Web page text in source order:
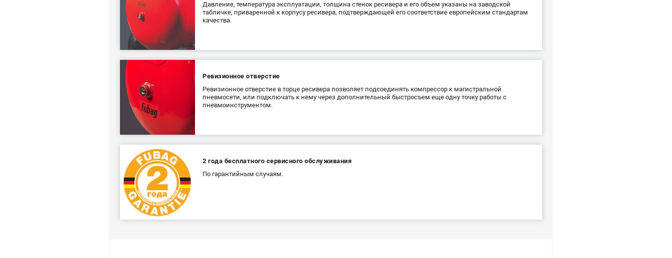
Давление, температура эксплуатации, толщина стенок ресивера и его объем указаны на заводской
табличке, приваренной к корпусу ресивера, подтверждающей его соответствие европейским стандартам
качества.
Ревизионное отверстие
Ревизионное отверстие в торце ресивера позволяет подсоединять компрессор к магистральной
пневмосети, или подключать к нему через дополнительный быстросъем еще одну точку работы с
пневмоинструментом.
2 года бесплатного сервисного обслуживания
По гарантийным случаям.